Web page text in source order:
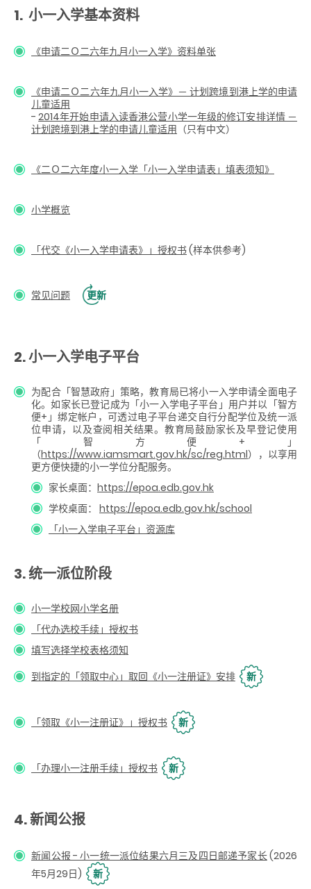
1. 小一入学基本资料
《申请二Ｏ二六年九月小一入学》资料单张
《申请二Ｏ二六年九月小一入学》－ 计划跨境到港上学的申请
儿童适用
- 2014年开始申请入读香港公营小学一年级的修订安排详情 －
计划跨境到港上学的申请儿童适用 （只有中文）
《二Ｏ二六年度小一入学「小一入学申请表」填表须知》
小学概览
「代交《小一入学申请表》」授权书(样本供参考)
常见问题 更新
2. 小一入学电子平台
为配合「智慧政府」策略，教育局已将小一入学申请全面电子
化。如家长已登记成为「小一入学电子平台」用户并以「智方
便+」绑定帐户，可透过电子平台递交自行分配学位及统一派
位申请，以及查阅相关结果。教育局鼓励家长及早登记使用
「智方便+」
（https://www.iamsmart.gov.hk/sc/reg.html），以享用
更方便快捷的小一学位分配服务。
家长桌面： https://epoa.edb.gov.hk
学校桌面： https://epoa.edb.gov.hk/school
「小一入学电子平台」资源库
3. 统一派位阶段
小一学校网小学名册
「代办选校手续」授权书
填写选择学校表格须知
到指定的「领取中心」取回《小一注册证》安排
新
「领取《小一注册证》」授权书 新
「办理小一注册手续」授权书 新
4. 新闻公报
新闻公报 - 小一统一派位结果六月三及四日邮递予家长(2026
年5月29日)
新